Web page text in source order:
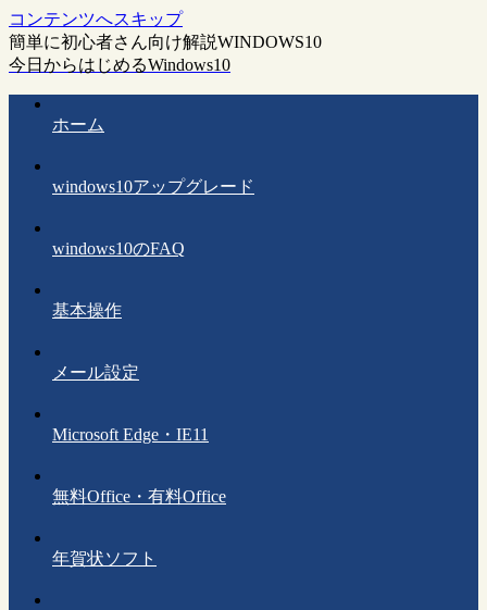
コンテンツへスキップ
簡単に初心者さん向け解説WINDOWS10
今日からはじめるWindows10
ホーム
windows10アップグレード
windows10のFAQ
基本操作
メール設定
Microsoft Edge・IE11
無料Office・有料Office
年賀状ソフト